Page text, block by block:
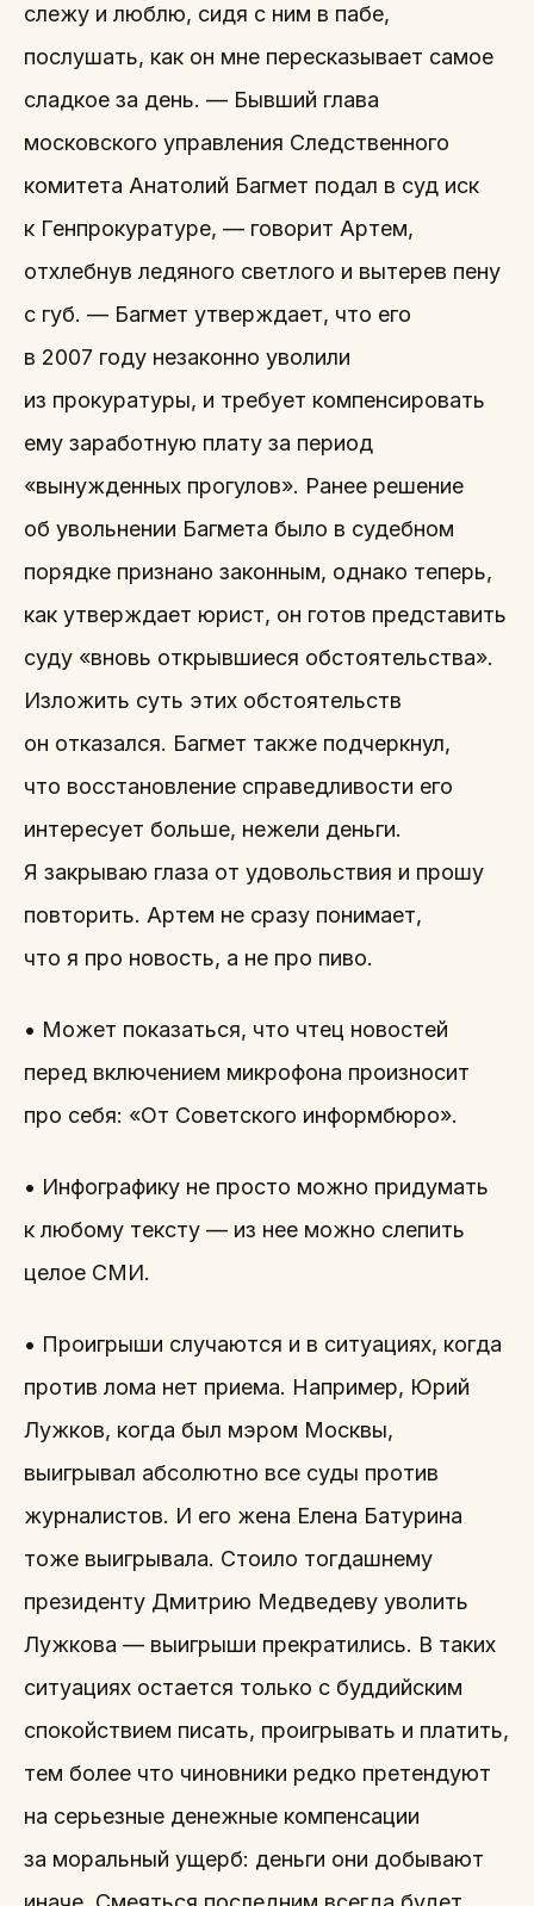
слежу и люблю, сидя с ним в пабе,
послушать, как он мне пересказывает самое
сладкое за день. — Бывший глава
московского управления Следственного
комитета Анатолий Багмет подал в суд иск
к Генпрокуратуре, — говорит Артем,
отхлебнув ледяного светлого и вытерев пену
с губ. — Багмет утверждает, что его
в 2007 году незаконно уволили
из прокуратуры, и требует компенсировать
ему заработную плату за период
«вынужденных прогулов». Ранее решение
об увольнении Багмета было в судебном
порядке признано законным, однако теперь,
как утверждает юрист, он готов представить
суду «вновь открывшиеся обстоятельства».
Изложить суть этих обстоятельств
он отказался. Багмет также подчеркнул,
что восстановление справедливости его
интересует больше, нежели деньги.
Я закрываю глаза от удовольствия и прошу
повторить. Артем не сразу понимает,
что я про новость, а не про пиво.
• Может показаться, что чтец новостей
перед включением микрофона произносит
про себя: «От Советского информбюро».
• Инфографику не просто можно придумать
к любому тексту — из нее можно слепить
целое СМИ.
• Проигрыши случаются и в ситуациях, когда
против лома нет приема. Например, Юрий
Лужков, когда был мэром Москвы,
выигрывал абсолютно все суды против
журналистов. И его жена Елена Батурина
тоже выигрывала. Стоило тогдашнему
президенту Дмитрию Медведеву уволить
Лужкова — выигрыши прекратились. В таких
ситуациях остается только с буддийским
спокойствием писать, проигрывать и платить,
тем более что чиновники редко претендуют
на серьезные денежные компенсации
за моральный ущерб: деньги они добывают